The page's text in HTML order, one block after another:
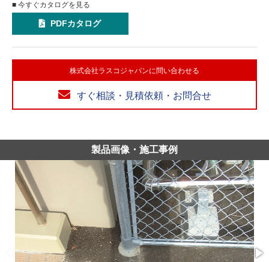
■ 今すぐカタログを見る
PDFカタログ
株式会社ラスコジャパンに問い合わせる
すぐ相談・見積依頼・お問合せ
製品画像・施工事例